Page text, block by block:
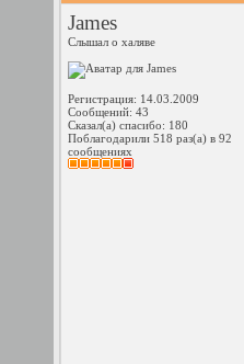
James
Слышал о халяве
Регистрация: 14.03.2009
Сообщений: 43
Сказал(а) спасибо: 180
Поблагодарили 518 раз(а) в 92
сообщениях